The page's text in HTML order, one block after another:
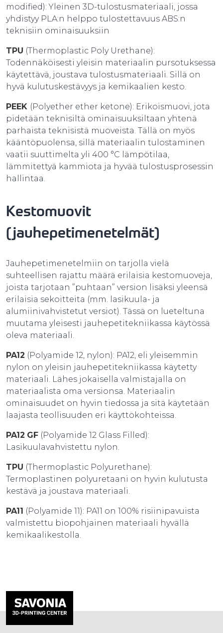
modified): Yleinen 3D-tulostusmateriaali, jossa
yhdistyy PLA:n helppo tulostettavuus ABS:n
teknisiin ominaisuuksiin
TPU (Thermoplastic Poly Urethane):
Todennäköisesti yleisin materiaalin pursotuksessa
käytettävä, joustava tulostusmateriaali. Sillä on
hyvä kulutuskestävyys ja kemikaalien kesto.
PEEK (Polyether ether ketone): Erikoismuovi, jota
pidetään teknisiltä ominaisuuksiltaan yhtenä
parhaista teknisistä muoveista. Tällä on myös
kääntöpuolensa, sillä materiaalin tulostaminen
vaatii suuttimelta yli 400 °C lämpötilaa,
lämmitettyä kammiota ja hyvää tulostusprosessin
hallintaa.
Kestomuovit
(jauhepetimenetelmät)
Jauhepetimenetelmiin on tarjolla vielä
suhteellisen rajattu määrä erilaisia kestomuoveja,
joista tarjotaan ”puhtaan” version lisäksi yleensä
erilaisia sekoitteita (mm. lasikuula- ja
alumiinivahvistetut versiot). Tässä on lueteltuna
muutama yleisesti jauhepetitekniikassa käytössä
oleva materiaali.
PA12 (Polyamide 12, nylon): PA12, eli yleisemmin
nylon on yleisin jauhepetitekniikassa käytetty
materiaali. Lähes jokaisella valmistajalla on
materiaalista oma versionsa. Materiaalin
ominaisuudet on hyvin tiedossa ja sitä käytetään
laajasta teollisuuden eri käyttökohteissa.
PA12 GF (Polyamide 12 Glass Filled):
Lasikuulavahvistettu nylon.
TPU (Thermoplastic Polyurethane):
Termoplastinen polyuretaani on hyvin kulutusta
kestävä ja joustava materiaali.
PA11 (Polyamide 11): PA11 on 100% risiinipavuista
valmistettu biopohjainen materiaali hyvällä
kemikaalikestolla.